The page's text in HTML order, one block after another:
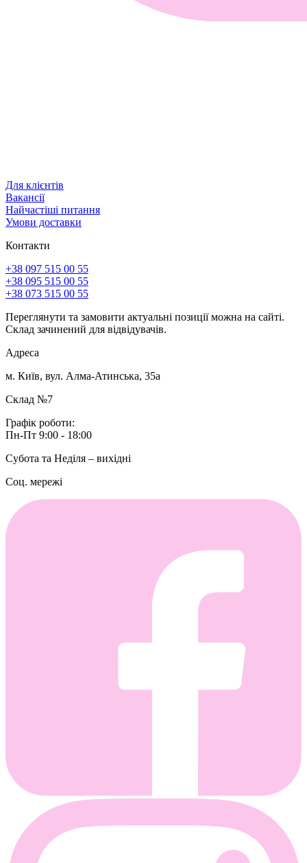
Для клієнтів
Вакансії
Найчастіші питання
Умови доставки
Контакти
+38 097 515 00 55
+38 095 515 00 55
+38 073 515 00 55
Переглянути та замовити актуальні позиції можна на сайті.
Склад зачинений для відвідувачів.
Адреса
м. Київ, вул. Алма-Атинська, 35а
Склад №7
Графік роботи:
Пн-Пт 9:00 - 18:00
Субота та Неділя – вихідні
Соц. мережі